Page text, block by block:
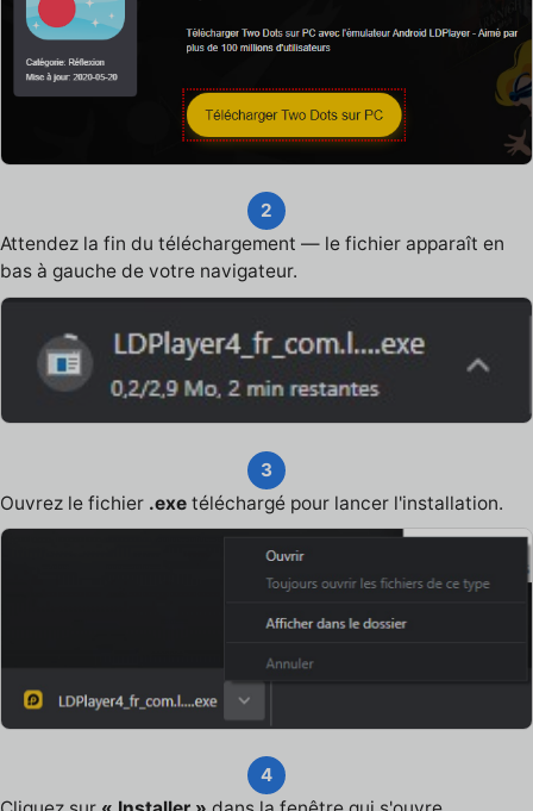
2
Attendez la fin du téléchargement — le fichier apparaît en
bas à gauche de votre navigateur.
3
Ouvrez le fichier .exe téléchargé pour lancer l'installation.
4